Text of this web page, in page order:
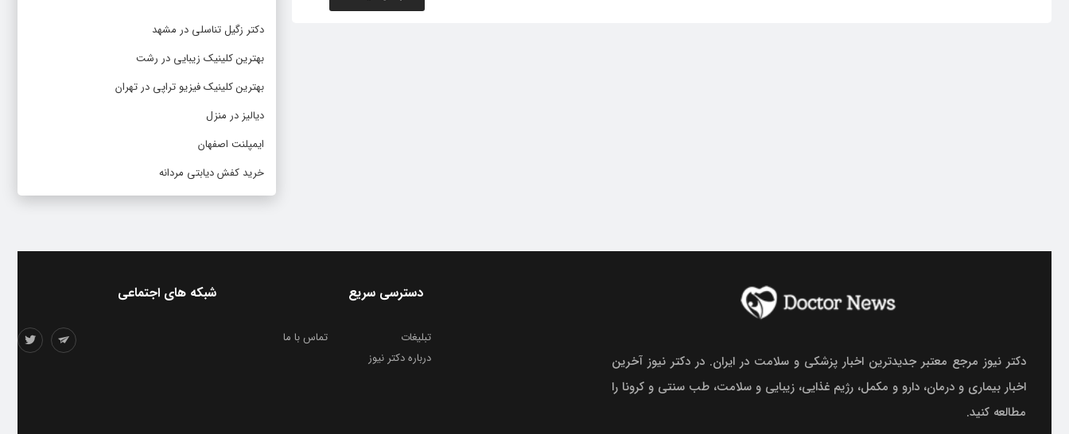
دکتر زگیل تناسلی در مشهد
بهترین کلینیک زیبایی در رشت
بهترین کلینیک فیزیو تراپی در تهران
دیالیز در منزل
ایمپلنت اصفهان
خرید کفش دیابتی مردانه
دکتر نیوز مرجع معتبر جدیدترین اخبار پزشکی و سلامت در ایران. در دکتر نیوز آخرین
اخبار بیماری و درمان، دارو و مکمل، رژیم غذایی، زیبایی و سلامت، طب سنتی و کرونا را
مطالعه کنید.
شبکه های اجتماعی دسترسی سریع
تبلیغات
تماس با ما
درباره دکتر نیوز